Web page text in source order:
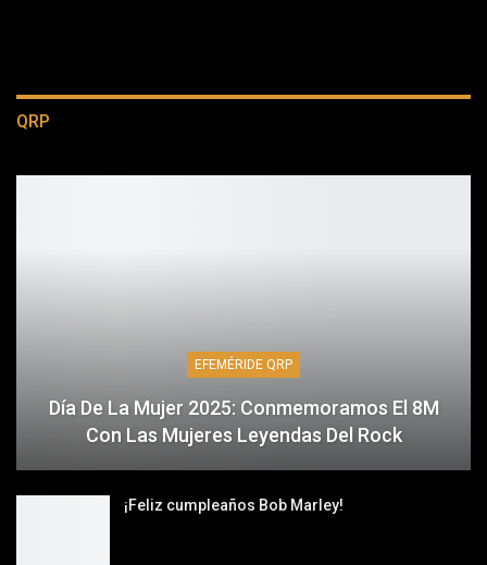
QRP
EFEMÉRIDE QRP
Día De La Mujer 2025: Conmemoramos El 8M
Con Las Mujeres Leyendas Del Rock
¡Feliz cumpleaños Bob Marley!